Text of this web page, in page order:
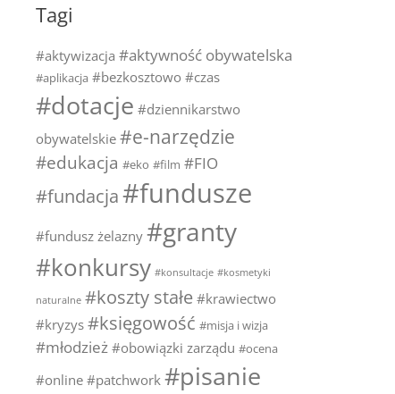
Tagi
#aktywizacja #aktywność obywatelska
#aplikacja #bezkosztowo #czas
#dotacje #dziennikarstwo
obywatelskie #e-narzędzie
#edukacja #eko #film #FIO
#fundacja#fundusze
#fundusz żelazny #granty
#konkursy #konsultacje #kosmetyki
naturalne #koszty stałe #krawiectwo
#kryzys #księgowość #misja i wizja
#młodzież #obowiązki zarządu #ocena
#online #patchwork #pisanie